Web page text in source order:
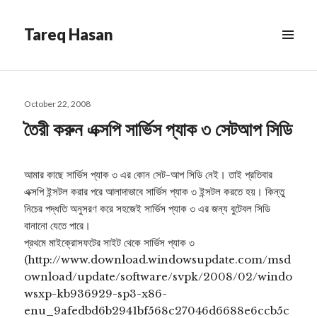
Tareq Hasan
WIDGETS
Posted
October 22, 2008
তৈরী করুন এক্সপি সার্ভিস প্যাক ৩ সেটআপ সিডি
আমার কাছে সার্ভিস প্যাক ৩ এর কোন সেট-আপ সিডি নেই। তাই প্রতিবার
এক্সপি ইন্সটল করার পরে আলাদাভাবে সার্ভিস প্যাক ৩ ইন্সটল করতে হয়। কিন্তু
নিচের পদ্ধতি অনুসরণ করে সহজেই সার্ভিস প্যাক ৩ এর জন্য বুটেবল সিডি
বানানো যেতে পারে।
প্রথমে মাইক্রোসফটের সাইট থেকে সার্ভিস প্যাক ৩
(http://www.download.windowsupdate.com/msd
ownload/update/software/svpk/2008/02/windo
wsxp-kb936929-sp3-x86-
enu_9afedbd6b2941bf568c27046d6688e6ccb5c